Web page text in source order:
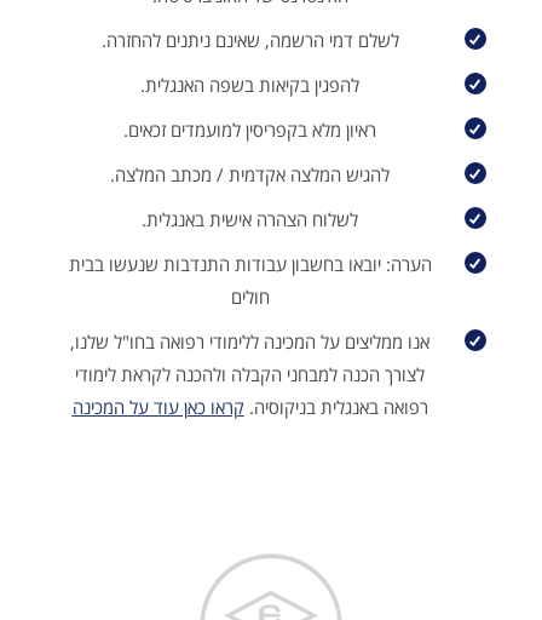
לשלם דמי הרשמה, שאינם ניתנים להחזרה.
להפגין בקיאות בשפה האנגלית.
ראיון מלא בקפריסין למועמדים זכאים.
להגיש המלצה אקדמית / מכתב המלצה.
לשלוח הצהרה אישית באנגלית.
הערה: יובאו בחשבון עבודות התנדבות שנעשו בבית
חולים
אנו ממליצים על המכינה ללימודי רפואה בחו"ל שלנו,
לצורך הכנה למבחני הקבלה ולהכנה לקראת לימודי
רפואה באנגלית בניקוסיה. קראו כאן עוד על המכינה